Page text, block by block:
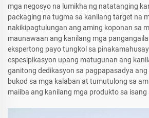
mga negosyo na lumikha ng natatanging
packaging na tugma sa kanilang target na
nakikipagtulungan ang aming koponan sa
maunawaan ang kanilang mga
ekspertong payo tungkol sa
espesipikasyon upang matugunan ang
ganitong dedikasyon sa pagpapasadya
bukod sa mga kalaban at tumutulong sa
maiiba ang kanilang mga produkto sa isang